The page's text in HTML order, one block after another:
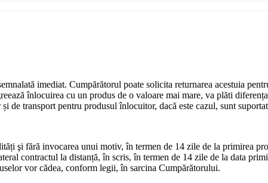
imediat. Cumpărătorul poate solicita returnarea acestuia
înlocuirea cu un produs de o valoare mai mare, va plăti
transport pentru produsul înlocuitor, dacă este cazul, sunt
şi fără invocarea unui motiv, în termen de 14 zile de la primirea
contractul la distanță, în scris, în termen de 14 zile de la data
vor cădea, conform legii, în sarcina Cumpărătorului.